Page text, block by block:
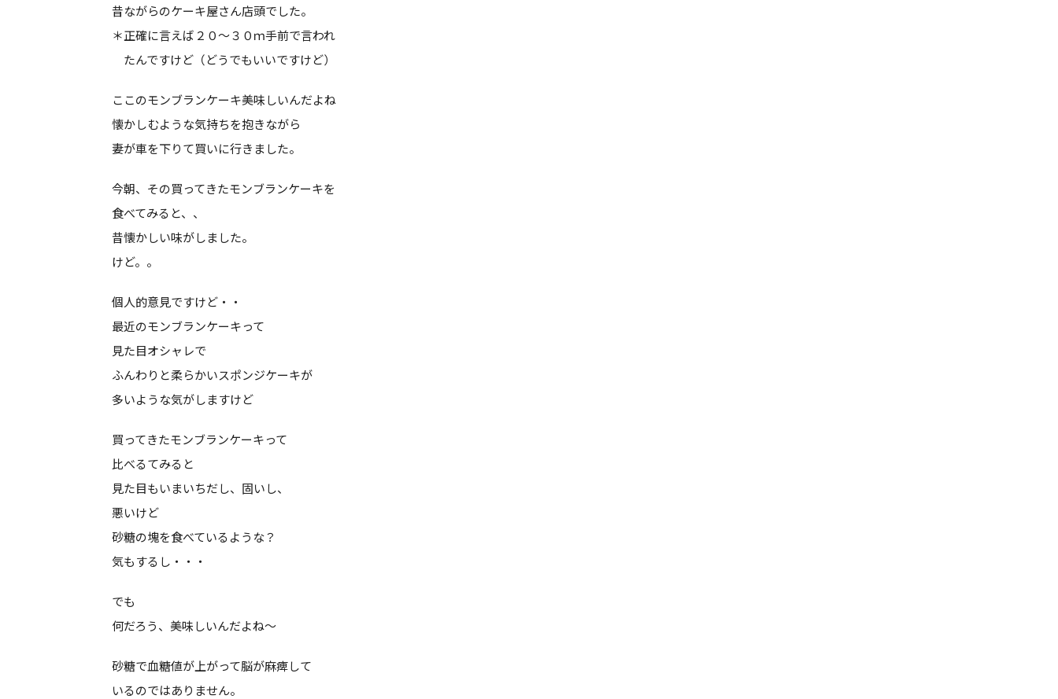
昔ながらのケーキ屋さん店頭でした。
＊正確に言えば２０～３０ｍ手前で言われ
たんですけど（どうでもいいですけど）
ここのモンブランケーキ美味しいんだよね
懐かしむような気持ちを抱きながら
妻が車を下りて買いに行きました。
今朝、その買ってきたモンブランケーキを
食べてみると、、
昔懐かしい味がしました。
けど。。
個人的意見ですけど・・
最近のモンブランケーキって
見た目オシャレで
ふんわりと柔らかいスポンジケーキが
多いような気がしますけど
買ってきたモンブランケーキって
比べるてみると
見た目もいまいちだし、固いし、
悪いけど
砂糖の塊を食べているような？
気もするし・・・
でも
何だろう、美味しいんだよね～
砂糖で血糖値が上がって脳が麻痺して
いるのではありません。